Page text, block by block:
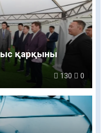
қарқыны
130 0